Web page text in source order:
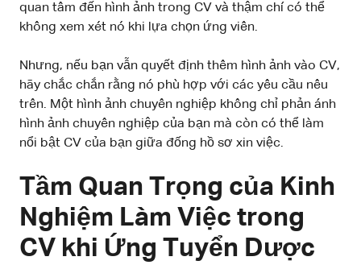
quan tâm đến hình ảnh trong CV và thậm chí có thể
không xem xét nó khi lựa chọn ứng viên.
Nhưng, nếu bạn vẫn quyết định thêm hình ảnh vào CV,
hãy chắc chắn rằng nó phù hợp với các yêu cầu nêu
trên. Một hình ảnh chuyên nghiệp không chỉ phản ánh
hình ảnh chuyên nghiệp của bạn mà còn có thể làm
nổi bật CV của bạn giữa đống hồ sơ xin việc.
Tầm Quan Trọng của Kinh
Nghiệm Làm Việc trong
CV khi Ứng Tuyển Dược